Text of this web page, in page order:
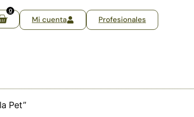
0
Mi cuenta Profesionales
Pet”